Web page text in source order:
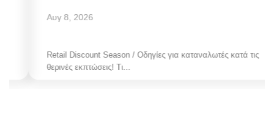
Αυγ 8, 2026
Retail Discount Season / Οδηγίες για καταναλωτές κατά τις
θερινές εκπτώσεις! Τι...